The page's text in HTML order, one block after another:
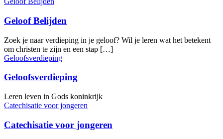
Geloof Belijden
Zoek je naar verdieping in je geloof? Wil je leren wat het betekent
om christen te zijn en een stap […]
Geloofsverdieping
Geloofsverdieping
Leren leven in Gods koninkrijk
Catechisatie voor jongeren
Catechisatie voor jongeren